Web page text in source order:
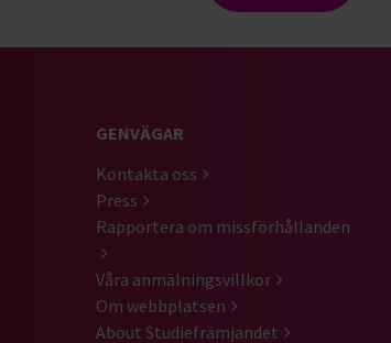
GENVÄGAR
Kontakta oss
Press
Rapportera om missförhållanden
Våra anmälningsvillkor
Om webbplatsen
About Studiefrämjandet